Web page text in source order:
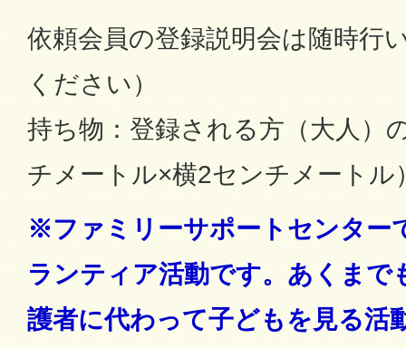
依頼会員の登録説明会は随時行
ください）
持ち物：登録される方（大人）
チメートル×横2センチメートル
※ファミリーサポートセンター
ランティア活動です。あくまで
護者に代わって子どもを見る活